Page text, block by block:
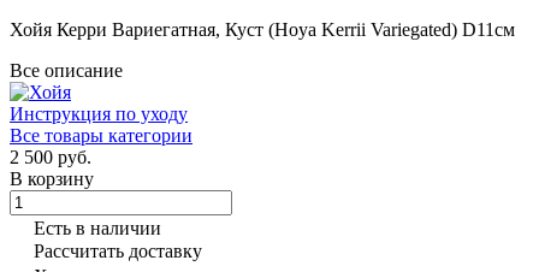
Хойя Керри Вариегатная, Куст (Hoya Kerrii Variegated) D11см
Все описание
Инструкция по уходу
Все товары категории
2 500 руб.
В корзину
Есть в наличии
Рассчитать доставку